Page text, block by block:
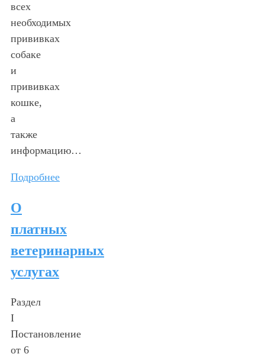
всех
необходимых
прививках
собаке
и
прививках
кошке,
а
также
информацию…
Подробнее
О
платных
ветеринарных
услугах
Раздел
I
Постановление
от 6